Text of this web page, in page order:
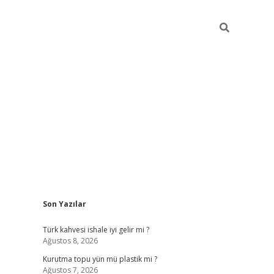
Sidebar
Son Yazılar
Türk kahvesi ishale iyi gelir mi ?
Ağustos 8, 2026
Kurutma topu yün mü plastik mi ?
Ağustos 7, 2026